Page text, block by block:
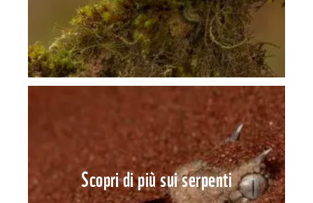
Scopri di più sui serpenti